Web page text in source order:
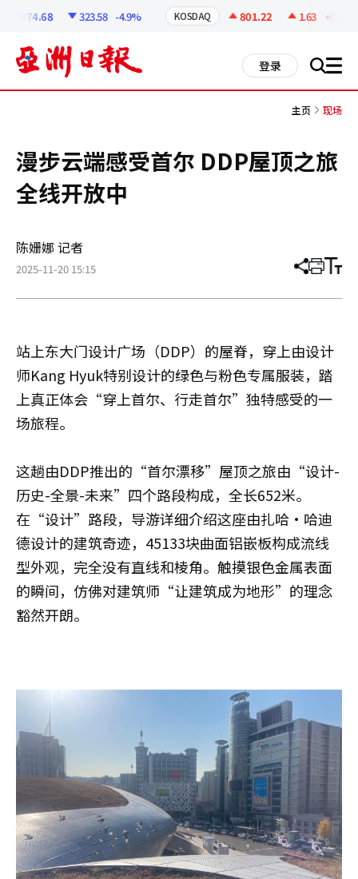
6274.68 323.58 -4.9% KOSDAQ 801.22 1.63 +0.2%
登录 搜 all
主页 现场
漫步云端感受首尔 DDP屋顶之旅
全线开放中
陈姗娜 记者
2025-11-20 15:15 分
章
打 调
小
站上东大门设计广场（DDP）的屋脊，穿上由设计
师Kang Hyuk特别设计的绿色与粉色专属服装，踏
上真正体会“穿上首尔、行走首尔”独特感受的一
场旅程。
这趟由DDP推出的“首尔漂移”屋顶之旅由“设计-
历史-全景-未来”四个路段构成，全长652米。
在“设计”路段，导游详细介绍这座由扎哈·哈迪
德设计的建筑奇迹，45133块曲面铝嵌板构成流线
型外观，完全没有直线和棱角。触摸银色金属表面
的瞬间，仿佛对建筑师“让建筑成为地形”的理念
豁然开朗。